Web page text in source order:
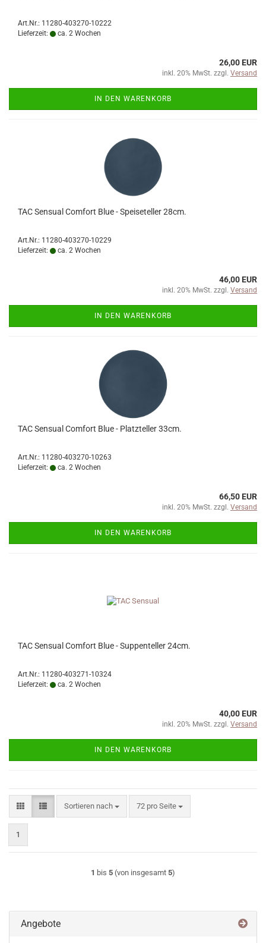
Art.Nr.: 11280-403270-10222
Lieferzeit:
ca. 2 Wochen
26,00 EUR
inkl. 20% MwSt. zzgl. Versand
IN DEN WARENKORB
TAC Sensual Comfort Blue - Speiseteller 28cm.
Art.Nr.: 11280-403270-10229
Lieferzeit:
ca. 2 Wochen
46,00 EUR
inkl. 20% MwSt. zzgl. Versand
IN DEN WARENKORB
TAC Sensual Comfort Blue - Platzteller 33cm.
Art.Nr.: 11280-403270-10263
Lieferzeit:
ca. 2 Wochen
66,50 EUR
inkl. 20% MwSt. zzgl. Versand
IN DEN WARENKORB
TAC Sensual Comfort Blue - Suppenteller 24cm.
Art.Nr.: 11280-403271-10324
Lieferzeit:
ca. 2 Wochen
40,00 EUR
inkl. 20% MwSt. zzgl. Versand
IN DEN WARENKORB
Sortieren nach
Sortieren nach 72 pro Seite
pro Seite
1
1 bis 5 (von insgesamt 5)
Angebote